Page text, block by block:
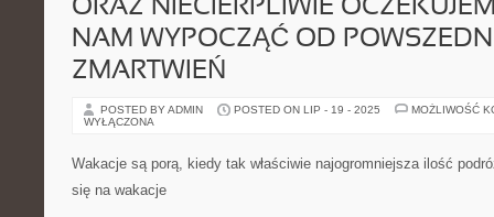
ORAZ NIECIERPLIWIE
NAM WYPOCZĄĆ OD
ZMARTWIEŃ
POSTED BY ADMIN POSTED ON LIP - 19 - 2025
MOŻLIWOŚĆ
WYŁĄCZONA
Wakacje są porą, kiedy tak właściwie najogromniejsza ilość
się na wakacje